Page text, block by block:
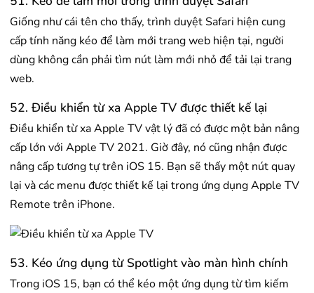
Giống như cái tên cho thấy, trình duyệt Safari hiện cung
cấp tính năng kéo để làm mới trang web hiện tại, người
dùng không cần phải tìm nút làm mới nhỏ để tải lại trang
web.
52. Điều khiển từ xa Apple TV được thiết kế lại
Điều khiển từ xa Apple TV vật lý đã có được một bản nâng
cấp lớn với Apple TV 2021. Giờ đây, nó cũng nhận được
nâng cấp tương tự trên iOS 15. Bạn sẽ thấy một nút quay
lại và các menu được thiết kế lại trong ứng dụng Apple TV
Remote trên iPhone.
53. Kéo ứng dụng từ Spotlight vào màn hình chính
Trong iOS 15, bạn có thể kéo một ứng dụng từ tìm kiếm